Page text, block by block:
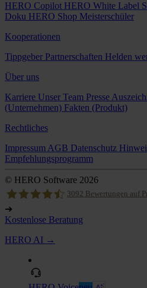
HERO Copilot HERO White Label
Doku HERO Shop Meisterschüler
Kooperationen
Tippgeber Partnerschaften Helden
Über uns
Karriere Unser Team Presse
(Unternehmen) Fakten (Produkt)
Rechtliches
Impressum AGB Datenschutz
Empfehlungsprogramm
© HERO Software 2026
3092 Bewertungen auf
➔
Kostenlose Beratung
HERO AI →
4,42